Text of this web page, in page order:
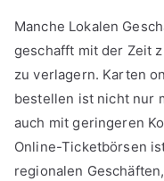
Manche Lokalen
geschafft mit der Zeit
zu verlagern. Karten
bestellen ist nicht nur
auch mit geringeren
Online-Ticketbörsen
regionalen